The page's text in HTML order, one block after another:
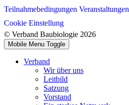
Teilnahmebedingungen Veranstaltungen
Cookie Einstellung
© Verband Baubiologie 2026
Mobile Menu Toggle
Verband
Wir über uns
Leitbild
Satzung
Vorstand